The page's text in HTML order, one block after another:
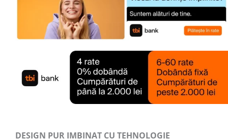
DESIGN PUR IMBINAT CU TEHNOLOGIE